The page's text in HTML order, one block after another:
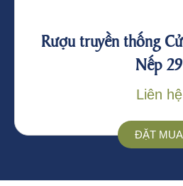
Rượu truyền thống
Nếp 29
Liên hệ
ĐẶT MUA